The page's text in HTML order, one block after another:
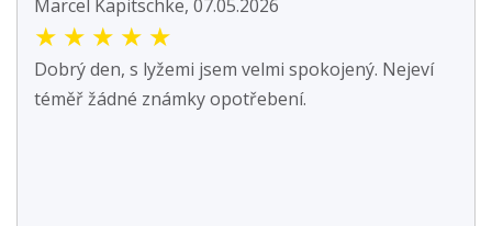
Marcel Kapitschke, 07.05.2026
★ ★ ★ ★ ★
Dobrý den, s lyžemi jsem velmi spokojený. Nejeví
téměř žádné známky opotřebení.